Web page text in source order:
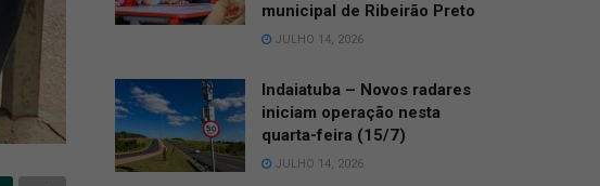
municipal de Ribeirão Preto
JULHO 14, 2026
Indaiatuba – Novos radares
iniciam operação nesta
quarta-feira (15/7)
JULHO 14, 2026